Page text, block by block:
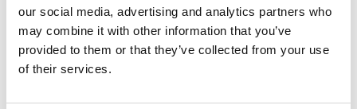
our social media, advertising and analytics partners who
may combine it with other information that you’ve
provided to them or that they’ve collected from your use
of their services.